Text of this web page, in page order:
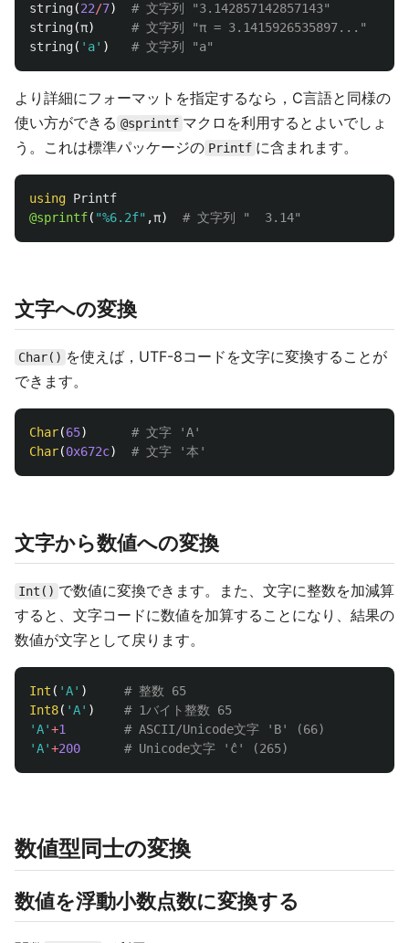
string(22/7)
# 文字列 "3.142857142857143"
string(π)
# 文字列 "π = 3.1415926535897..."
string( 'a' ) # 文字列 "a"
より詳細にフォーマットを指定するなら，C言語と同様の
使い方ができる @sprintf マクロを利用するとよいでしょ
う。これは標準パッケージの Printf に含まれます。
using Printf
@sprintf( "%6.2f" ,π) # 文字列 "  3.14"
文字への変換
Char() を使えば，UTF-8コードを文字に変換することが
できます。
Char(65)
# 文字 'A'
Char(0x672c) # 文字 '本'
文字から数値への変換
Int() で数値に変換できます。また、文字に整数を加減算
すると、文字コードに数値を加算することになり、結果の
数値が文字として戻ります。
Int ( 'A' )
# 整数 65
Int8( 'A' )
# 1バイト整数 65
'A'+1
# ASCII/Unicode文字 'B' (66)
'A'+200 # Unicode文字 'ĉ' (265)
数値型同士の変換
数値を浮動小数点数に変換する